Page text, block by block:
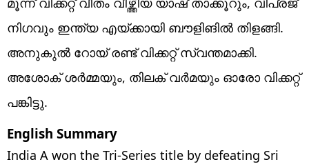
നിഗവും ഇന്ത്യ എയ്ക്കായി ബൗളിങില്‍ തിളങ്ങി.
അനുകുല്‍ റോയ് രണ്ട് വിക്കറ്റ് സ്വന്തമാക്കി.
അശോക് ശര്‍മ്മയും, തിലക് വര്‍മയും ഓരോ വിക്കറ്റ്
പങ്കിട്ടു.
English Summary
India A won the Tri-Series title by defeating Sri